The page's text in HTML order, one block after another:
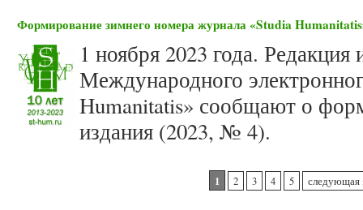
Формирование зимнего номера журнала «Studia
1 ноября 2023 года. Редакция
Международного
Humanitatis» сообщают о
издания (2023, № 4).
1 2 3 4 5 следующая